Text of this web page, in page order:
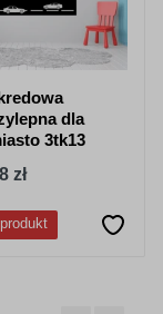
dla
3tk13
zł